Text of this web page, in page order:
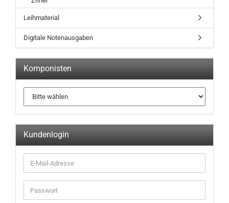
Leihmaterial
Digitale Notenausgaben
Komponisten
Kundenlogin